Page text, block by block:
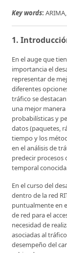
Key words:
1.
En el auge que
importancia el
representar de
diferentes
tráfico se
una mejor
probabilísticas y
datos (paquetes,
tiempo y los
en el análisis de
predecir procesos
temporal
En el curso del
dentro de la red
puntualmente en
de red para el
necesidad de
asociadas al
desempeño del